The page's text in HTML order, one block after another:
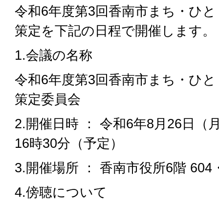
令和6年度第3回香南市まち・ひ
策定を下記の日程で開催します。
1.会議の名称
令和6年度第3回香南市まち・ひ
策定委員会
2.開催日時 ： 令和6年8月26日（
16時30分（予定）
3.開催場所 ： 香南市役所6階 604
4.傍聴について